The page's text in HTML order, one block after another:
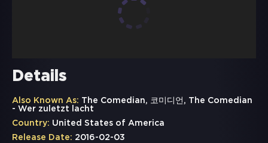
Details
Also Known As: The Comedian, 코미디언, The Comedian
- Wer zuletzt lacht
Country: United States of America
Release Date: 2016-02-03